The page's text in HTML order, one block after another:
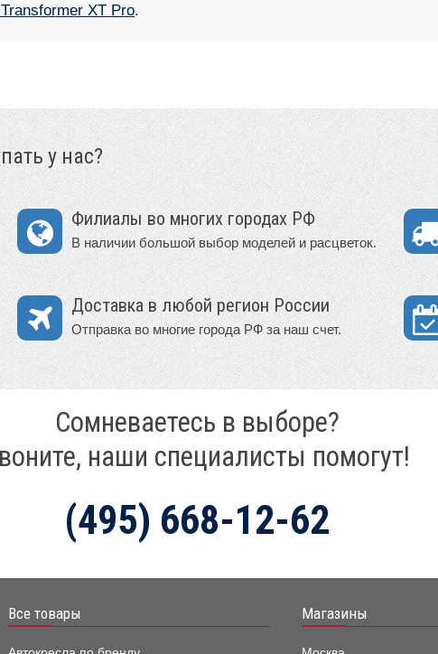
XT Pro.
у нас?
Филиалы во многих городах РФ
В наличии большой выбор моделей и расцветок.
Доставка в любой регион России
Отправка во многие города РФ за наш счет.
Сомневаетесь в выборе?
наши специалисты помогут!
(495) 668-12-62
Все товары Магазины